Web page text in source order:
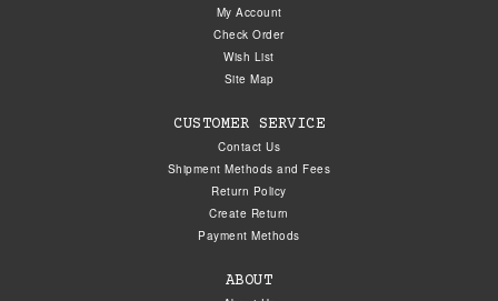
My Account
Check Order
Wish List
Site Map
CUSTOMER SERVICE
Contact Us
Shipment Methods and Fees
Return Policy
Create Return
Payment Methods
ABOUT